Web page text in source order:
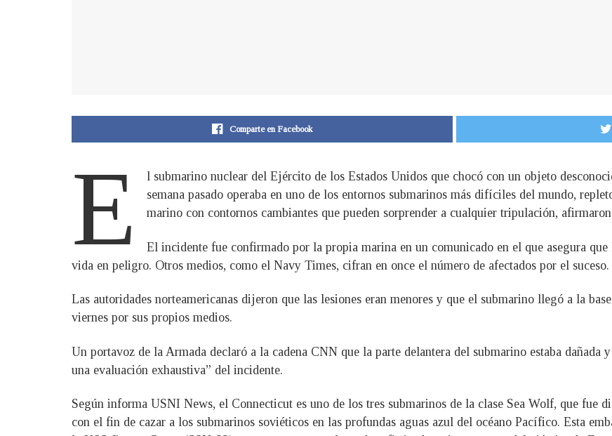
Comparte en Facebook
E
l submarino nuclear del Ejército de los Estados Unidos que chocó con un objeto
semana pasado operaba en uno de los entornos submarinos más difíciles del mundo,
marino con contornos cambiantes que pueden sorprender a cualquier tripulación,
El incidente fue confirmado por la propia marina en un comunicado en el que asegura
vida en peligro. Otros medios, como el Navy Times, cifran en once el número de afectados por el suceso.
Las autoridades norteamericanas dijeron que las lesiones eran menores y que el submarino llegó a la
viernes por sus propios medios.
Un portavoz de la Armada declaró a la cadena CNN que la parte delantera del submarino estaba
una evaluación exhaustiva” del incidente.
Según informa USNI News, el Connecticut es uno de los tres submarinos de la clase Sea Wolf, que fue
con el fin de cazar a los submarinos soviéticos en las profundas aguas azul del océano Pacífico. Esta